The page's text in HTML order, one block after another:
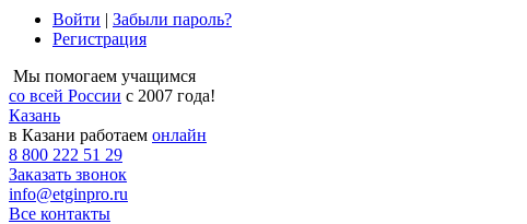
Войти | Забыли пароль?
Регистрация
Мы помогаем учащимся
со всей России с 2007 года!
Казань
в Казани работаем онлайн
8 800 222 51 29
Заказать звонок
info@etginpro.ru
Все контакты